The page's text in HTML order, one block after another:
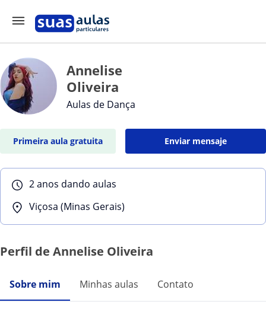
Annelise
Oliveira
Aulas de Dança
Primeira aula gratuita Enviar mensaje
2 anos dando aulas
Viçosa (Minas Gerais)
Perfil de Annelise Oliveira
Sobre mim Minhas aulas Contato